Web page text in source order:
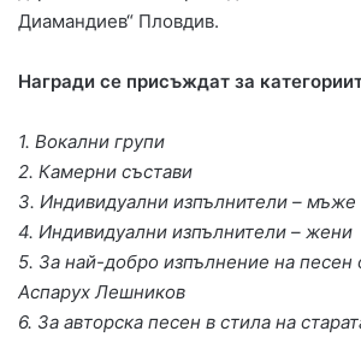
Диамандиев“ Пловдив.
Награди се присъждат за
1. Вокални групи
2. Камерни състави
3. Индивидуални изпълнители – мъже
4. Индивидуални изпълнители – жени
5. За най-добро изпълнение на песен
Аспарух Лешников
6. За авторска песен в стила на